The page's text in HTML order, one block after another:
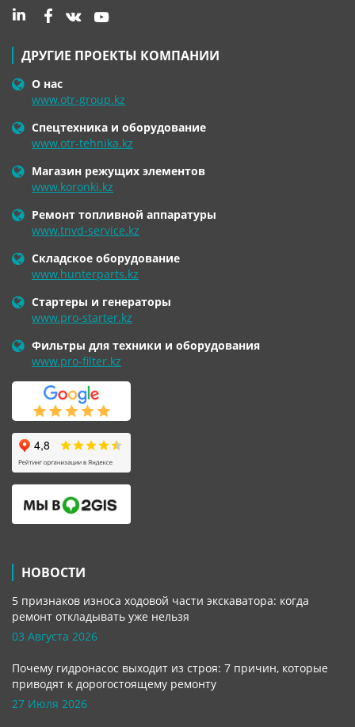
ДРУГИЕ ПРОЕКТЫ КОМПАНИИ
О нас
www.otr-group.kz
Спецтехника и оборудование
www.otr-tehnika.kz
Магазин режущих элементов
www.koronki.kz
Ремонт топливной аппаратуры
www.tnvd-service.kz
Складское оборудование
www.hunterparts.kz
Стартеры и генераторы
www.pro-starter.kz
Фильтры для техники и оборудования
www.pro-filter.kz
НОВОСТИ
5 признаков износа ходовой части экскаватора: когда
ремонт откладывать уже нельзя
03 Августа 2026
Почему гидронасос выходит из строя: 7 причин, которые
приводят к дорогостоящему ремонту
27 Июля 2026